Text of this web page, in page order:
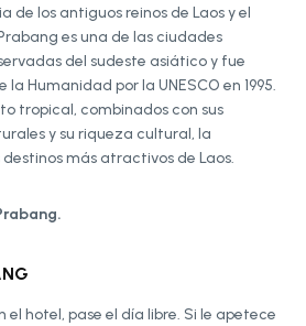
de los antiguos reinos de Laos y el
es una de las ciudades
del sudeste asiático y fue
Humanidad por la UNESCO en 1995.
tropical, combinados con sus
y su riqueza cultural, la
más atractivos de Laos.
el hotel, pase el día libre. Si le apetece